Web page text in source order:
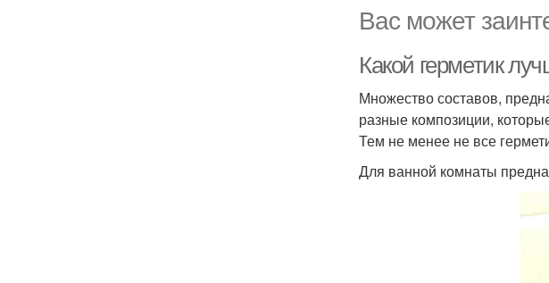
Вас может
Какой герметик
Множество составов,
разные композиции,
Тем не менее не все
Для ванной комнаты